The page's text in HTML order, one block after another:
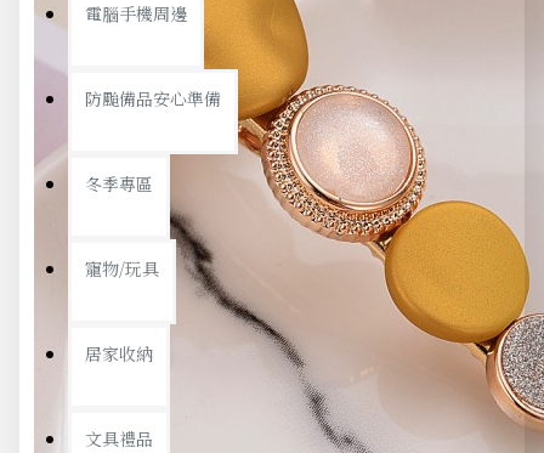
電腦手機周邊
防颱備品安心準備
冬季專區
寵物/玩具
居家收納
文具禮品